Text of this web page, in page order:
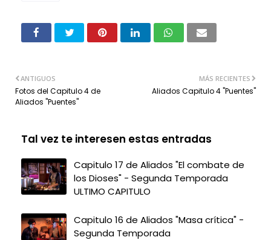
MÁS RECIENTES
Aliados Capitulo 4 "Puentes"
ANTIGUOS
Fotos del Capitulo 4 de
Aliados "Puentes"
Tal vez te interesen estas entradas
Capitulo 17 de Aliados "El combate de
los Dioses" - Segunda Temporada
ULTIMO CAPITULO
Capitulo 16 de Aliados "Masa crítica" -
Segunda Temporada